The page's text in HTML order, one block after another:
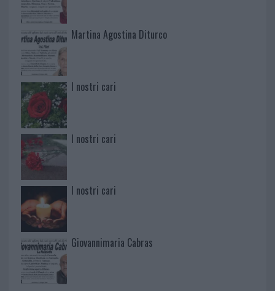
Martina Agostina Diturco
I nostri cari
I nostri cari
I nostri cari
Giovannimaria Cabras